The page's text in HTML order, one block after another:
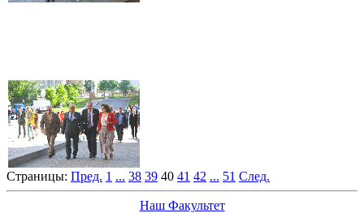
Страницы: Пред. 1 ... 38 39 40 41 42 ... 51 След.
Наш Факультет